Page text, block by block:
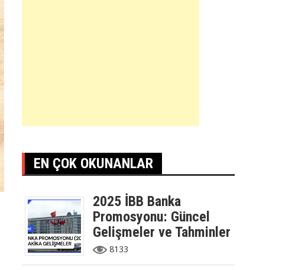
EN ÇOK OKUNANLAR
2025 İBB Banka
Promosyonu: Güncel
Gelişmeler ve Tahminler
8133